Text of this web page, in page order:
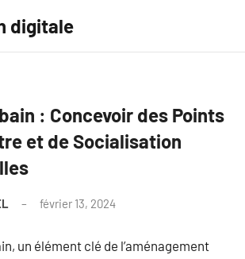
digitale
: Concevoir des Points
et de Socialisation
février 13, 2024
un élément clé de l’aménagement